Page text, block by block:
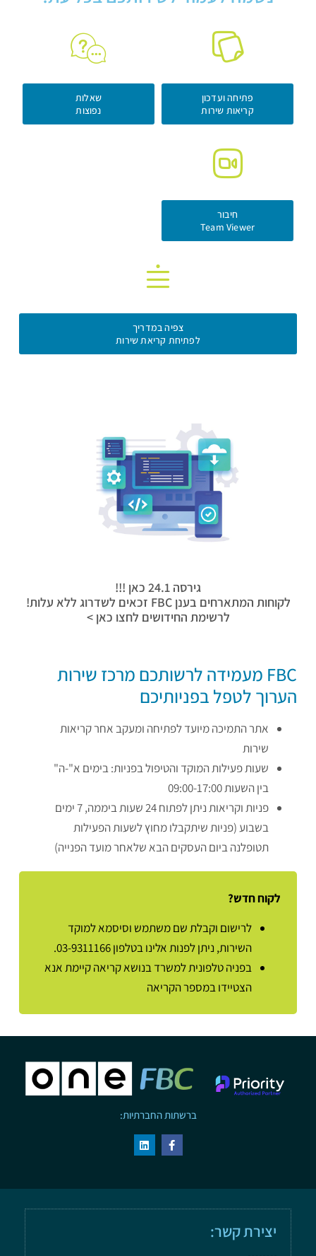
פתיחה ועדכון
קריאות שירות
שאלות
נפוצות
חיבור
Team Viewer
צפיה במדריך
לפתיחת קריאת שירות
גירסה 24.1 כאן !!!
לקוחות המתארחים בענן FBC זכאים לשדרוג ללא עלות!
לרשימת החידושים לחצו כאן >
FBC מעמידה לרשותכם מרכז שירות
הערוך לטפל בפניותיכם
אתר התמיכה מיועד לפתיחה ומעקב אחר קריאות
שירות
שעות פעילות המוקד והטיפול בפניות: בימים א"-ה"
בין השעות 09:00-17:00
פניות וקריאות ניתן לפתוח 24 שעות ביממה, 7 ימים
בשבוע (פניות שיתקבלו מחוץ לשעות הפעילות
תטופלנה ביום העסקים הבא שלאחר מועד הפנייה)
לקוח חדש?
לרישום וקבלת שם משתמש וסיסמא למוקד
השירות, ניתן לפנות אלינו בטלפון 03-9311166.
בפניה טלפונית למשרד בנושא קריאה קיימת אנא
הצטיידו במספר הקריאה
ברשתות החברתיות:
יצירת קשר: